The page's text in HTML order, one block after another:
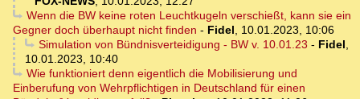
Wenn die BW keine roten Leuchtkugeln verschießt, kann sie ein
Gegner doch überhaupt nicht finden - Fidel, 10.01.2023, 10:06
Simulation von Bündnisverteidigung - BW v. 10.01.23 - Fidel,
10.01.2023, 10:40
Wie funktioniert denn eigentlich die Mobilisierung und
Einberufung von Wehrpflichtigen in Deutschland für einen